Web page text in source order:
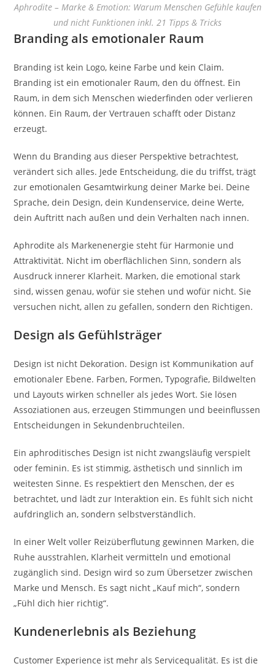
Aphrodite – Marke & Emotion: Warum Menschen Gefühle kaufen
und nicht Funktionen inkl. 21 Tipps & Tricks
Branding als emotionaler Raum
Branding ist kein Logo, keine Farbe und kein Claim.
Branding ist ein emotionaler Raum, den du öffnest. Ein
Raum, in dem sich Menschen wiederfinden oder verlieren
können. Ein Raum, der Vertrauen schafft oder Distanz
erzeugt.
Wenn du Branding aus dieser Perspektive betrachtest,
verändert sich alles. Jede Entscheidung, die du triffst, trägt
zur emotionalen Gesamtwirkung deiner Marke bei. Deine
Sprache, dein Design, dein Kundenservice, deine Werte,
dein Auftritt nach außen und dein Verhalten nach innen.
Aphrodite als Markenenergie steht für Harmonie und
Attraktivität. Nicht im oberflächlichen Sinn, sondern als
Ausdruck innerer Klarheit. Marken, die emotional stark
sind, wissen genau, wofür sie stehen und wofür nicht. Sie
versuchen nicht, allen zu gefallen, sondern den Richtigen.
Design als Gefühlsträger
Design ist nicht Dekoration. Design ist Kommunikation auf
emotionaler Ebene. Farben, Formen, Typografie, Bildwelten
und Layouts wirken schneller als jedes Wort. Sie lösen
Assoziationen aus, erzeugen Stimmungen und beeinflussen
Entscheidungen in Sekundenbruchteilen.
Ein aphroditisches Design ist nicht zwangsläufig verspielt
oder feminin. Es ist stimmig, ästhetisch und sinnlich im
weitesten Sinne. Es respektiert den Menschen, der es
betrachtet, und lädt zur Interaktion ein. Es fühlt sich nicht
aufdringlich an, sondern selbstverständlich.
In einer Welt voller Reizüberflutung gewinnen Marken, die
Ruhe ausstrahlen, Klarheit vermitteln und emotional
zugänglich sind. Design wird so zum Übersetzer zwischen
Marke und Mensch. Es sagt nicht „Kauf mich“, sondern
„Fühl dich hier richtig“.
Kundenerlebnis als Beziehung
Customer Experience ist mehr als Servicequalität. Es ist die